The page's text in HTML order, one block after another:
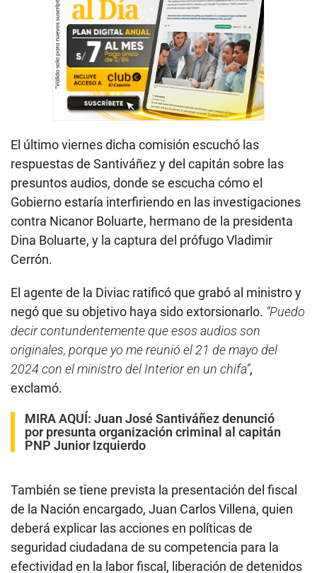
El último viernes dicha comisión escuchó las
respuestas de Santiváñez y del capitán sobre las
presuntos audios, donde se escucha cómo el
Gobierno estaría interfiriendo en las investigaciones
contra Nicanor Boluarte, hermano de la presidenta
Dina Boluarte, y la captura del prófugo Vladimir
Cerrón.
El agente de la Diviac ratificó que grabó al ministro y
negó que su objetivo haya sido extorsionarlo. “Puedo
decir contundentemente que esos audios son
originales, porque yo me reunió el 21 de mayo del
2024 con el ministro del Interior en un chifa”,
exclamó.
MIRA AQUÍ: Juan José Santiváñez denunció
por presunta organización criminal al capitán
PNP Junior Izquierdo
También se tiene prevista la presentación del fiscal
de la Nación encargado, Juan Carlos Villena, quien
deberá explicar las acciones en políticas de
seguridad ciudadana de su competencia para la
efectividad en la labor fiscal, liberación de detenidos